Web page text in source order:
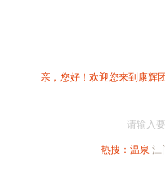
亲，您好！欢迎您来到康辉
请输入
热搜： 温泉 江